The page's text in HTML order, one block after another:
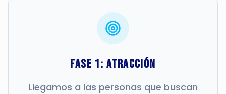
Fase 1: Atracción
Llegamos a las personas que buscan